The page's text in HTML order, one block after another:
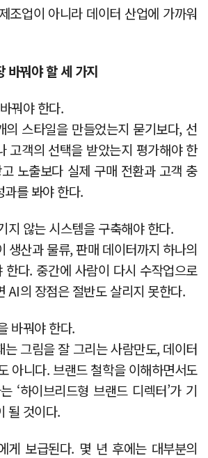
조업이 아니라 데이터 산업에 가까워
바꿔야 할 세 가지
꿔야 한다.
의 스타일을 만들었는지 묻기보다, 선
고객의 선택을 받았는지 평가해야 한
노출보다 실제 구매 전환과 고객 충
를 봐야 한다.
지 않는 시스템을 구축해야 한다.
생산과 물류, 판매 데이터까지 하나의
한다. 중간에 사람이 다시 수작업으로
AI의 장점은 절반도 살리지 못한다.
바꿔야 한다.
는 그림을 잘 그리는 사람만도, 데이터
아니다. 브랜드 철학을 이해하면서도
‘하이브리드형 브랜드 디렉터’가 기
될 것이다.
게 보급된다. 몇 년 후에는 대부분의